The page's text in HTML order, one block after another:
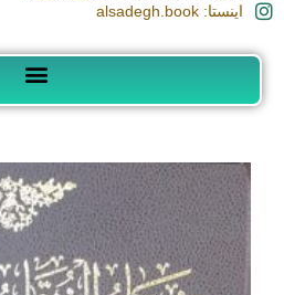
اینستا: alsadegh.book